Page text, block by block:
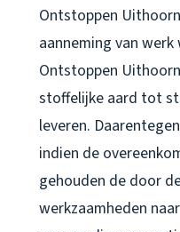
Ontstoppen
aanneming van
Ontstoppen
stoffelijke aard tot
leveren.
indien de
gehouden de door
werkzaamheden